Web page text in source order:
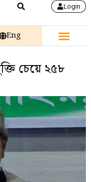
Login
Eng
চেয়ে ২৫৮